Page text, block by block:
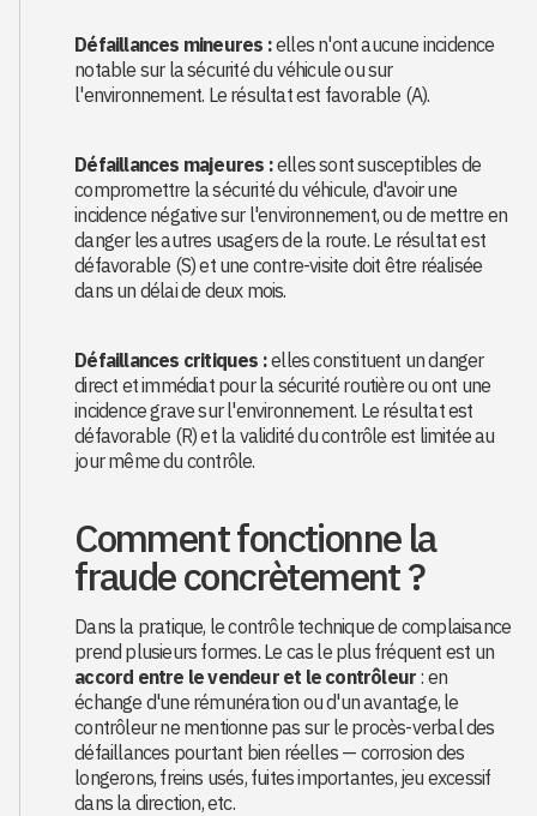
Défaillances mineures :elles n'ont aucune incidence
notable sur la sécurité du véhicule ou sur
l'environnement. Le résultat est favorable (A).
Défaillances majeures :elles sont susceptibles de
compromettre la sécurité du véhicule, d'avoir une
incidence négative sur l'environnement, ou de mettre en
danger les autres usagers de la route. Le résultat est
défavorable (S) et une contre-visite doit être réalisée
dans un délai de deux mois.
Défaillances critiques :elles constituent un danger
direct et immédiat pour la sécurité routière ou ont une
incidence grave sur l'environnement. Le résultat est
défavorable (R) et la validité du contrôle est limitée au
jour même du contrôle.
Comment fonctionne la
fraude concrètement ?
Dans la pratique, le contrôle technique de complaisance
prend plusieurs formes. Le cas le plus fréquent est un
accord entre le vendeur et le contrôleur : en
échange d'une rémunération ou d'un avantage, le
contrôleur ne mentionne pas sur le procès-verbal des
défaillances pourtant bien réelles — corrosion des
longerons, freins usés, fuites importantes, jeu excessif
dans la direction, etc.